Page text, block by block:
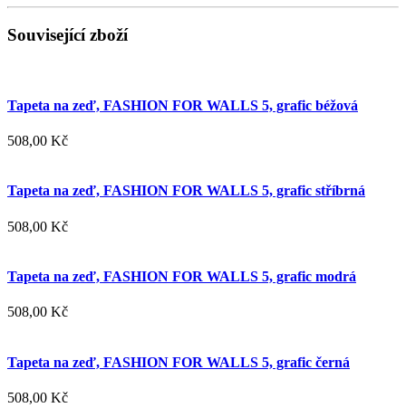
Související zboží
Tapeta na zeď, FASHION FOR WALLS 5, grafic béžová
508,00 Kč
Tapeta na zeď, FASHION FOR WALLS 5, grafic stříbrná
508,00 Kč
Tapeta na zeď, FASHION FOR WALLS 5, grafic modrá
508,00 Kč
Tapeta na zeď, FASHION FOR WALLS 5, grafic černá
508,00 Kč